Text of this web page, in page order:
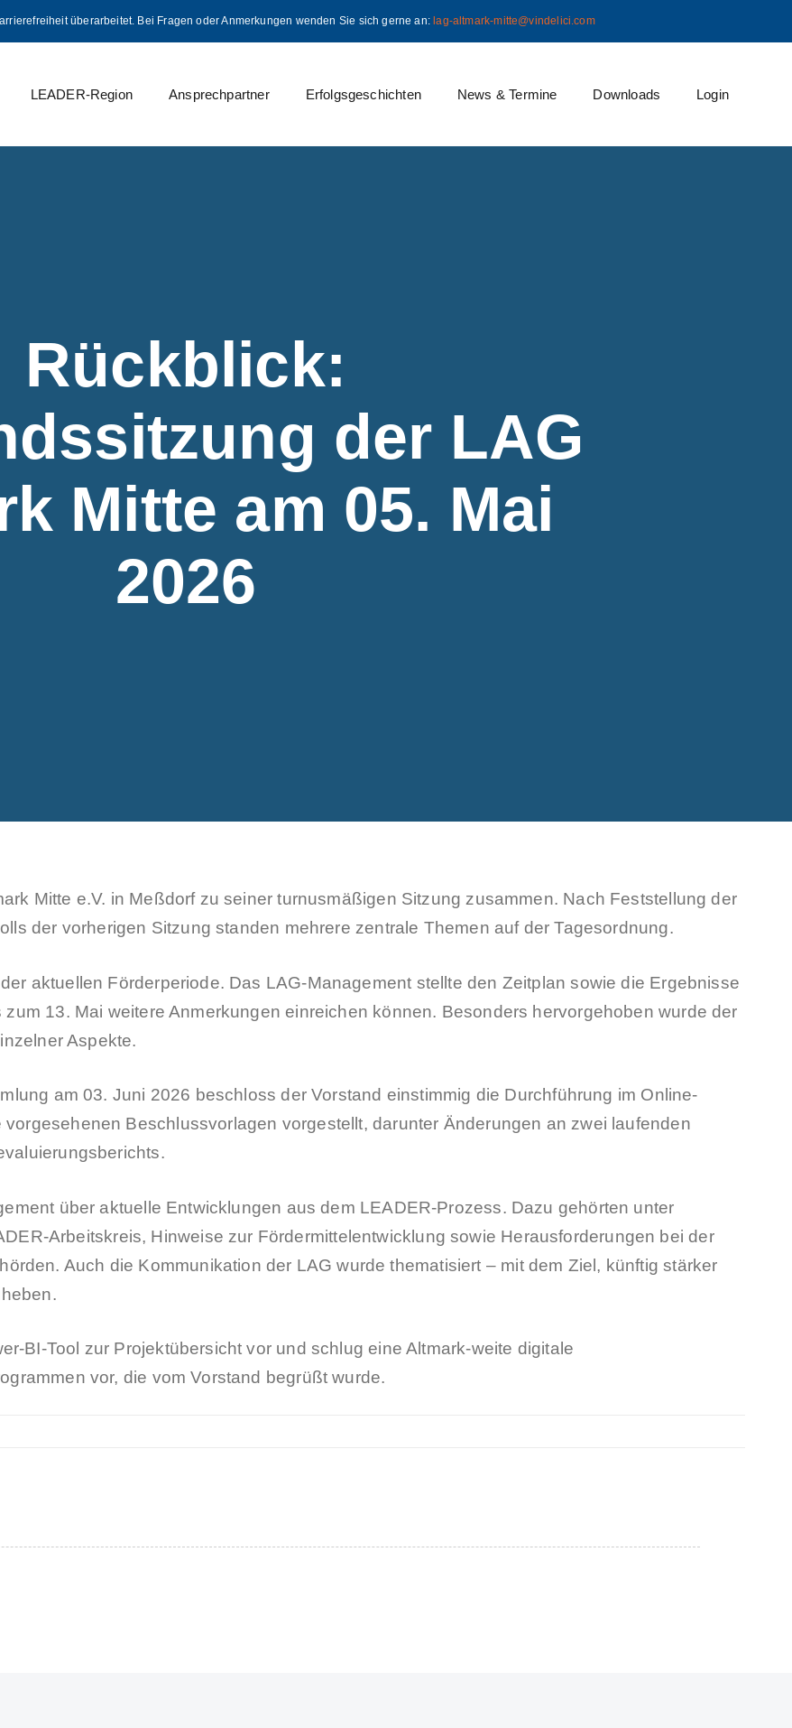
überarbeitet. Bei Fragen oder Anmerkungen wenden Sie sich gerne an: lag-altmark-mitte@vindelici.com
LEADER-Region Ansprechpartner Erfolgsgeschichten News & Termine Downloads Login
Rückblick:
der LAG
Mitte am 05. Mai
2026
Mitte e.V. in Meßdorf zu seiner turnusmäßigen Sitzung zusammen. Nach Feststellung der
der vorherigen Sitzung standen mehrere zentrale Themen auf der Tagesordnung.
aktuellen Förderperiode. Das LAG‑Management stellte den Zeitplan sowie die Ergebnisse
13. Mai weitere Anmerkungen einreichen können. Besonders hervorgehoben wurde der
Aspekte.
am 03. Juni 2026 beschloss der Vorstand einstimmig die Durchführung im Online-
Beschlussvorlagen vorgestellt, darunter Änderungen an zwei laufenden
über aktuelle Entwicklungen aus dem LEADER‑Prozess. Dazu gehörten unter
Hinweise zur Fördermittelentwicklung sowie Herausforderungen bei der
Auch die Kommunikation der LAG wurde thematisiert – mit dem Ziel, künftig stärker
zur Projektübersicht vor und schlug eine Altmark‑weite digitale
vor, die vom Vorstand begrüßt wurde.